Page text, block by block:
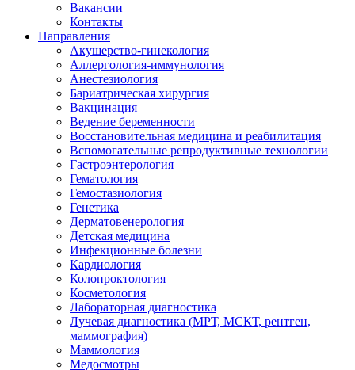
Вакансии
Контакты
Направления
Акушерство-гинекология
Аллергология-иммунология
Анестезиология
Бариатрическая хирургия
Вакцинация
Ведение беременности
Восстановительная медицина и реабилитация
Вспомогательные репродуктивные технологии
Гастроэнтерология
Гематология
Гемостазиология
Генетика
Дерматовенерология
Детская медицина
Инфекционные болезни
Кардиология
Колопроктология
Косметология
Лабораторная диагностика
Лучевая диагностика (МРТ, МСКТ, рентген,
маммография)
Маммология
Медосмотры